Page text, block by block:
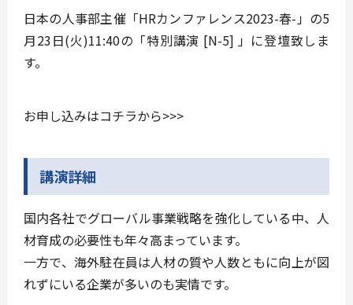
日本の人事部主催「HRカンファレンス2023-春-」の5
月23日(火)11:40の「特別講演 [N-5] 」に登壇致しま
す。
お申し込みはコチラから>>>
講演詳細
国内各社でグローバル事業戦略を強化している中、人
材育成の必要性も年々高まっています。
一方で、海外駐在員は人材の質や人数ともに向上が図
れずにいる企業が多いのも実情です。